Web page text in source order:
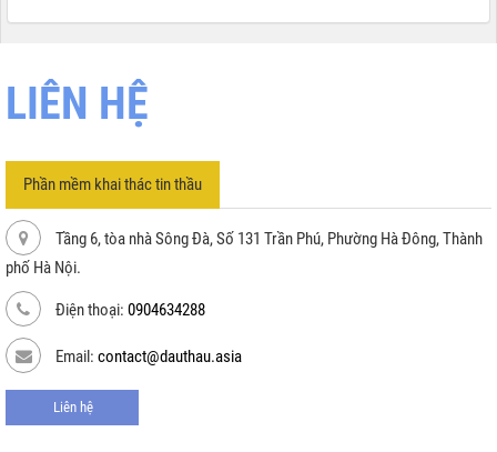
LIÊN HỆ
Phần mềm khai thác tin thầu
Tầng 6, tòa nhà Sông Đà, Số 131 Trần Phú, Phường Hà Đông, Thành
phố Hà Nội.
Điện thoại: 0904634288
Email: contact@dauthau.asia
Liên hệ